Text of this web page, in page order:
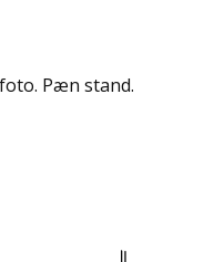
Pæn stand.